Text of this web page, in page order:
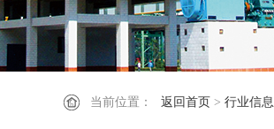
当前位置： 返回首页 > 行业信息